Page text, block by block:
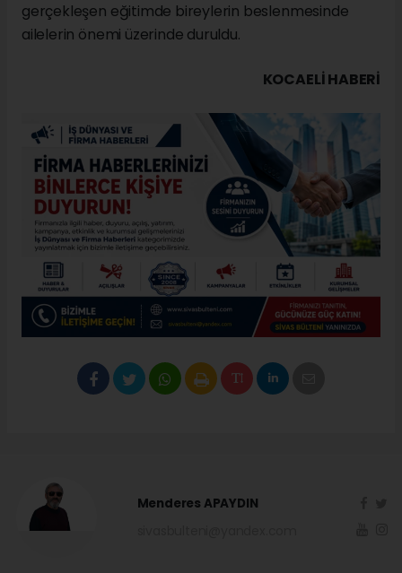
gerçekleşen eğitimde bireylerin beslenmesinde
ailelerin önemi üzerinde duruldu.
KOCAELI HABERİ
Menderes APAYDIN